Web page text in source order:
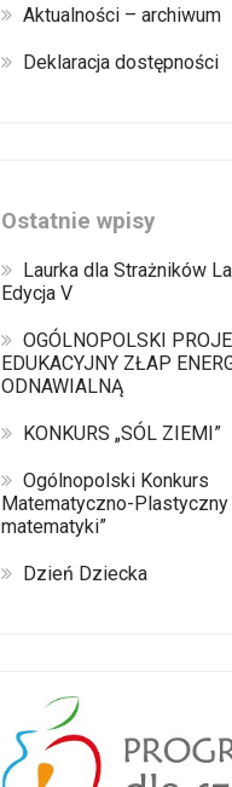
Aktualności – archiwum
Deklaracja dostępności
Ostatnie wpisy
Laurka dla Strażników
Edycja V
OGÓLNOPOLSKI
EDUKACYJNY ZŁAP
ODNAWIALNĄ
KONKURS „SÓL ZIEMI”
Ogólnopolski Konkurs
Matematyczno-Plastyczny
matematyki”
Dzień Dziecka